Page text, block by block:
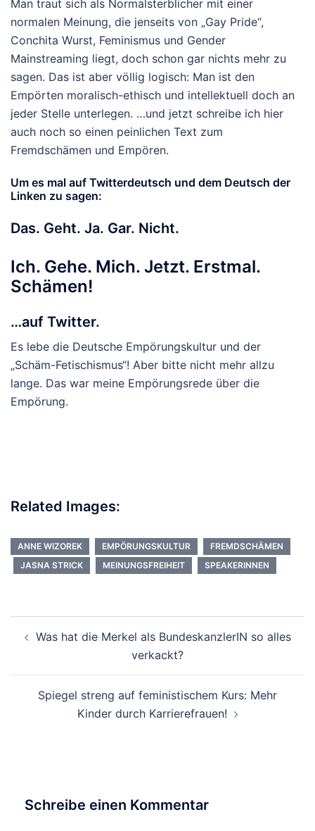
Man traut sich als Normalsterblicher mit einer
normalen Meinung, die jenseits von „Gay Pride“,
Conchita Wurst, Feminismus und Gender
Mainstreaming liegt, doch schon gar nichts mehr zu
sagen. Das ist aber völlig logisch: Man ist den
Empörten moralisch-ethisch und intellektuell doch an
jeder Stelle unterlegen. …und jetzt schreibe ich hier
auch noch so einen peinlichen Text zum
Fremdschämen und Empören.
Um es mal auf Twitterdeutsch und dem Deutsch der
Linken zu sagen:
Das. Geht. Ja. Gar. Nicht.
Ich. Gehe. Mich. Jetzt. Erstmal.
Schämen!
…auf Twitter.
Es lebe die Deutsche Empörungskultur und der
„Schäm-Fetischismus“! Aber bitte nicht mehr allzu
lange. Das war meine Empörungsrede über die
Empörung.
Related Images:
ANNE WIZOREK EMPÖRUNGSKULTUR
FREMDSCHÄMEN
JASNA STRICK
MEINUNGSFREIHEIT SPEAKERINNEN
Was hat die Merkel als BundeskanzlerIN so alles
verkackt?
Spiegel streng auf feministischem Kurs: Mehr
Kinder durch Karrierefrauen!
Schreibe einen Kommentar